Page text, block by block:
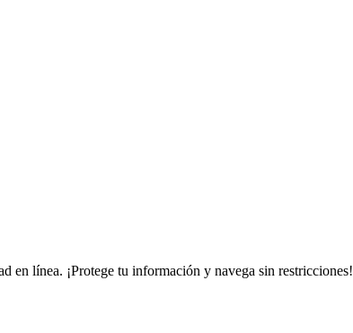
en línea. ¡Protege tu información y navega sin restricciones!